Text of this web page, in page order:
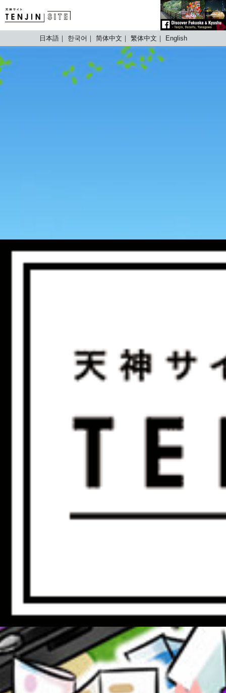
TENJIN SITE
日本語 한국어 简体中文 繁体中文 English